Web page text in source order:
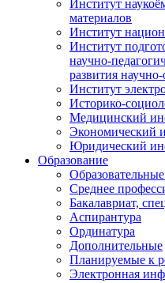
Институт
материалов
Институт
Институт
научно-
развития
Институт
Историко-
Медицинский
Экономический
Юридический
Образование
Среднее
Бакалавриат,
Аспирантура
Ординатура
Дополнительные
Планируемые к
Электронная